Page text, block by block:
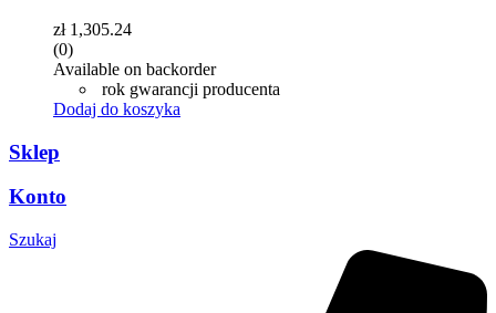
zł1,305.24
(0)
Available on backorder
rok gwarancji producenta
Dodaj do koszyka
Sklep
Konto
Szukaj